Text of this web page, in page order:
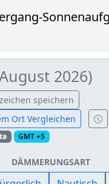
2026)
speichern
Ort Vergleichen
GMT +5
DÄMMERUNGSART